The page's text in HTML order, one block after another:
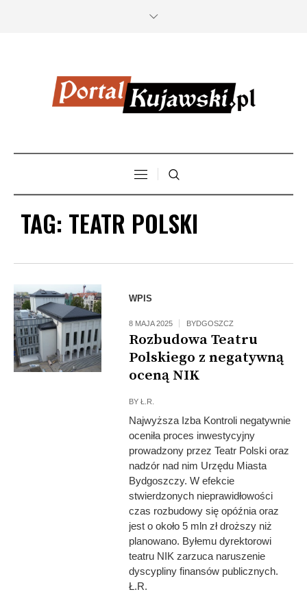
TAG: TEATR POLSKI
WPIS
8 MAJA 2025 BYDGOSZCZ
Rozbudowa Teatru
Polskiego z negatywną
oceną NIK
BYŁ.R.
Najwyższa Izba Kontroli negatywnie
oceniła proces inwestycyjny
prowadzony przez Teatr Polski oraz
nadzór nad nim Urzędu Miasta
Bydgoszczy. W efekcie
stwierdzonych nieprawidłowości
czas rozbudowy się opóźnia oraz
jest o około 5 mln zł droższy niż
planowano. Byłemu dyrektorowi
teatru NIK zarzuca naruszenie
dyscypliny finansów publicznych.
Ł.R.